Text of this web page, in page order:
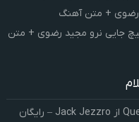
رضوی + متن آهنگ
جایی نرو مجید رضوی + متن